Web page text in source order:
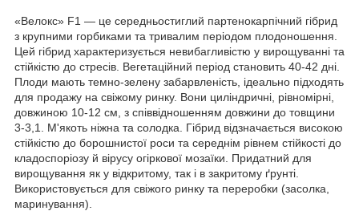
«Велокс» F1 — це середньостиглий партенокарпічний гібрид
з крупними горбиками та тривалим періодом плодоношення.
Цей гібрид характеризується невибагливістю у вирощуванні та
стійкістю до стресів. Вегетаційний період становить 40-42 дні.
Плоди мають темно-зелену забарвленість, ідеально підходять
для продажу на свіжому ринку. Вони циліндричні, рівномірні,
довжиною 10-12 см, з співвідношенням довжини до товщини
3-3,1. М'якоть ніжна та солодка. Гібрид відзначається високою
стійкістю до борошнистої роси та середнім рівнем стійкості до
кладоспоріозу й вірусу огіркової мозаїки. Придатний для
вирощування як у відкритому, так і в закритому ґрунті.
Використовується для свіжого ринку та переробки (засолка,
маринування).